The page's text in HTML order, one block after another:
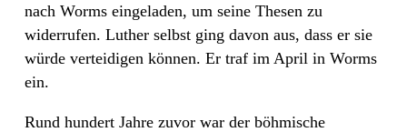
nach Worms eingeladen, um seine Thesen zu
widerrufen. Luther selbst ging davon aus, dass er sie
würde verteidigen können. Er traf im April in Worms
ein.
Rund hundert Jahre zuvor war der böhmische